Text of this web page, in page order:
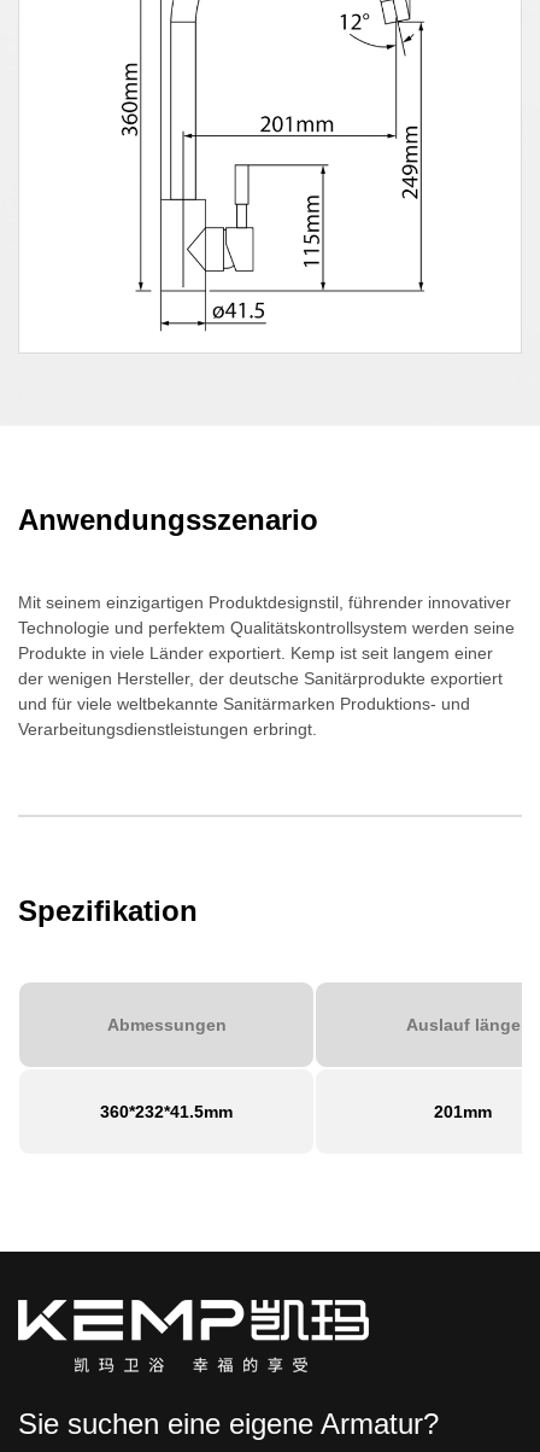
Anwendungsszenario
Mit seinem einzigartigen Produktdesignstil, führender innovativer
Technologie und perfektem Qualitätskontrollsystem werden seine
Produkte in viele Länder exportiert. Kemp ist seit langem einer
der wenigen Hersteller, der deutsche Sanitärprodukte exportiert
und für viele weltbekannte Sanitärmarken Produktions- und
Verarbeitungsdienstleistungen erbringt.
Spezifikation
Abmessungen Auslauf länge
360*232*41.5mm 201mm
Sie suchen eine eigene Armatur?